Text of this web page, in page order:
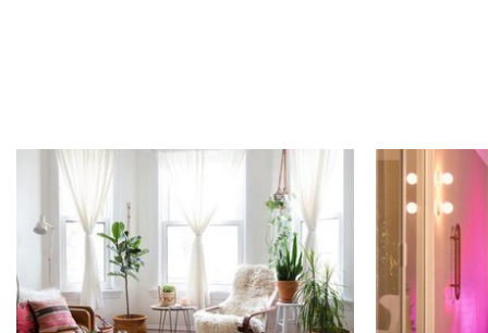
Мебель в интерьере | 04.05.2026
Лаунж-зона: создаем своими
руками
Полезно
Мы всё
модная
или в